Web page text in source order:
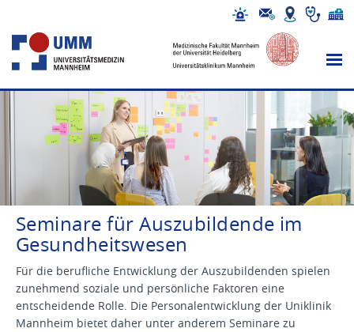
Seminare für Auszubildende im
Gesundheitswesen
Für die berufliche Entwicklung der Auszubildenden spielen
zunehmend soziale und persönliche Faktoren eine
entscheidende Rolle. Die Personalentwicklung der Uniklinik
Mannheim bietet daher unter anderem Seminare zu